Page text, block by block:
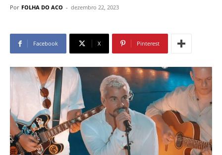
Por FOLHA DO ACO - dezembro 22, 2023
Facebook X Pinterest